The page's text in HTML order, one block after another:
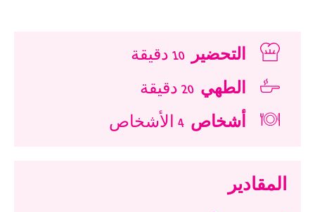
التحضير
10 دقيقة
الطهي 20 دقيقة
أشخاص 4 الأشخاص
المقادير